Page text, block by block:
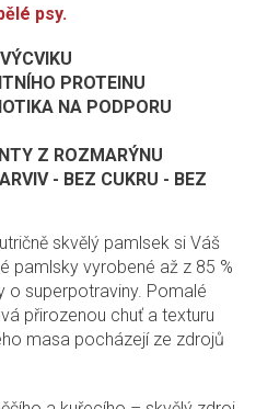
psy.
PROTEINU
NA PODPORU
Z ROZMARÝNU
- BEZ CUKRU - BEZ
skvělý pamlsek si Váš
pamlsky vyrobené až z 85 %
o superpotraviny. Pomalé
přirozenou chuť a texturu
masa pocházejí ze zdrojů